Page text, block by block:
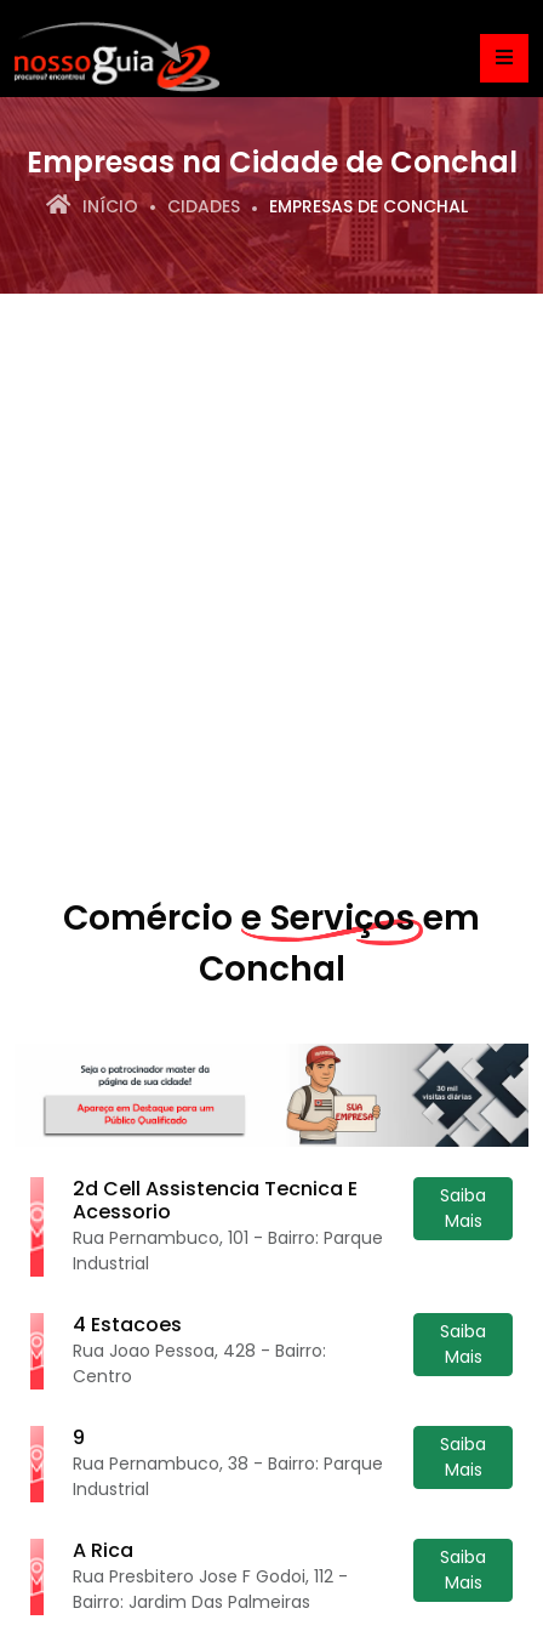
Empresas na Cidade de Conchal
INÍCIO CIDADES EMPRESAS DE CONCHAL
Comércio e Serviços em
Conchal
2d Cell Assistencia Tecnica E
Acessorio
Rua Pernambuco, 101 - Bairro: Parque
Industrial
Saiba
Mais
4 Estacoes
Rua Joao Pessoa, 428 - Bairro:
Centro
Saiba
Mais
9
Rua Pernambuco, 38 - Bairro: Parque
Industrial
Saiba
Mais
A Rica
Rua Presbitero Jose F Godoi, 112 -
Bairro: Jardim Das Palmeiras
Saiba
Mais